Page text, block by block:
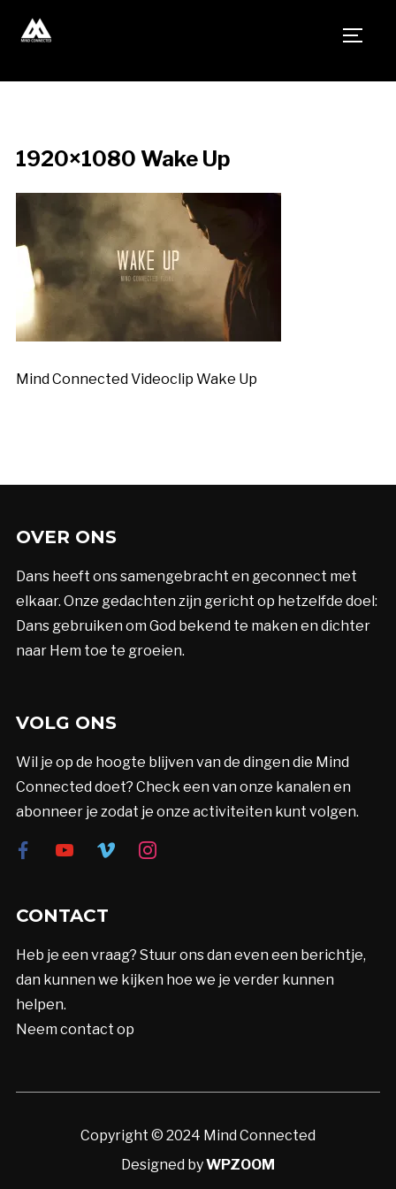
1920×1080 Wake Up
Mind Connected Videoclip Wake Up
OVER ONS
Dans heeft ons samengebracht en geconnect met
elkaar. Onze gedachten zijn gericht op hetzelfde doel:
Dans gebruiken om God bekend te maken en dichter
naar Hem toe te groeien.
VOLG ONS
Wil je op de hoogte blijven van de dingen die Mind
Connected doet? Check een van onze kanalen en
abonneer je zodat je onze activiteiten kunt volgen.
facebookyoutubevimeo instagram
CONTACT
Heb je een vraag? Stuur ons dan even een berichtje,
dan kunnen we kijken hoe we je verder kunnen
helpen.
Neem contact op
Copyright © 2024 Mind Connected
Designed byWPZOOM